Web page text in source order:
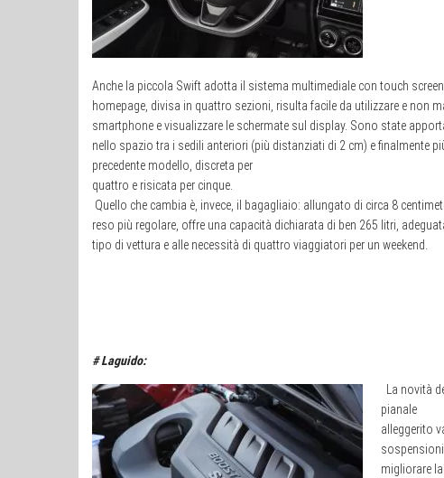
Anche la piccola Swift adotta il sistema multimediale con touch
homepage, divisa in quattro sezioni, risulta facile da utilizzare e non
smartphone e visualizzare le schermate sul display. Sono state
nello spazio tra i sedili anteriori (più distanziati di 2 cm) e finalmente
precedente modello, discreta per
quattro e risicata per cinque.
Quello che cambia è, invece, il bagagliaio: allungato di circa 8
reso più regolare, offre una capacità dichiarata di ben 265 litri,
tipo di vettura e alle necessità di quattro viaggiatori per un weekend.
# Laguido:
La novità
pianale
alleggerito
migliorare